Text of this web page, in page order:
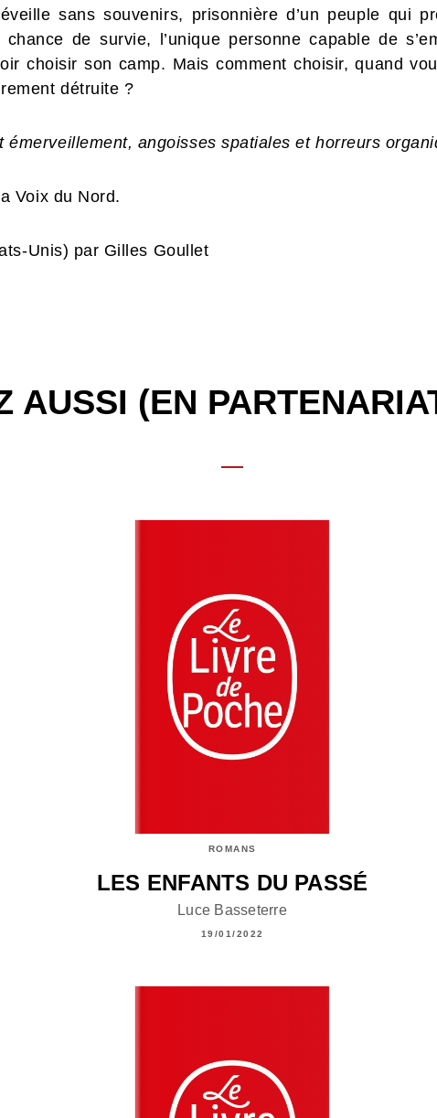
sans souvenirs, prisonnière d’un peuple qui
chance de survie, l’unique personne capable de
choisir son camp. Mais comment choisir, quand
détruite ?
émerveillement, angoisses spatiales et horreurs
Voix du Nord.
Unis) par Gilles Goullet
AUSSI (EN
ROMANS
LES ENFANTS DU PASSÉ
Luce Basseterre
19/01/2022